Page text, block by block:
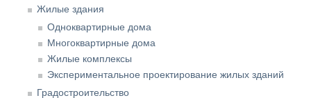
Жилые здания
Одноквартирные дома
Многоквартирные дома
Жилые комплексы
Экспериментальное проектирование жилых зданий
Градостроительство